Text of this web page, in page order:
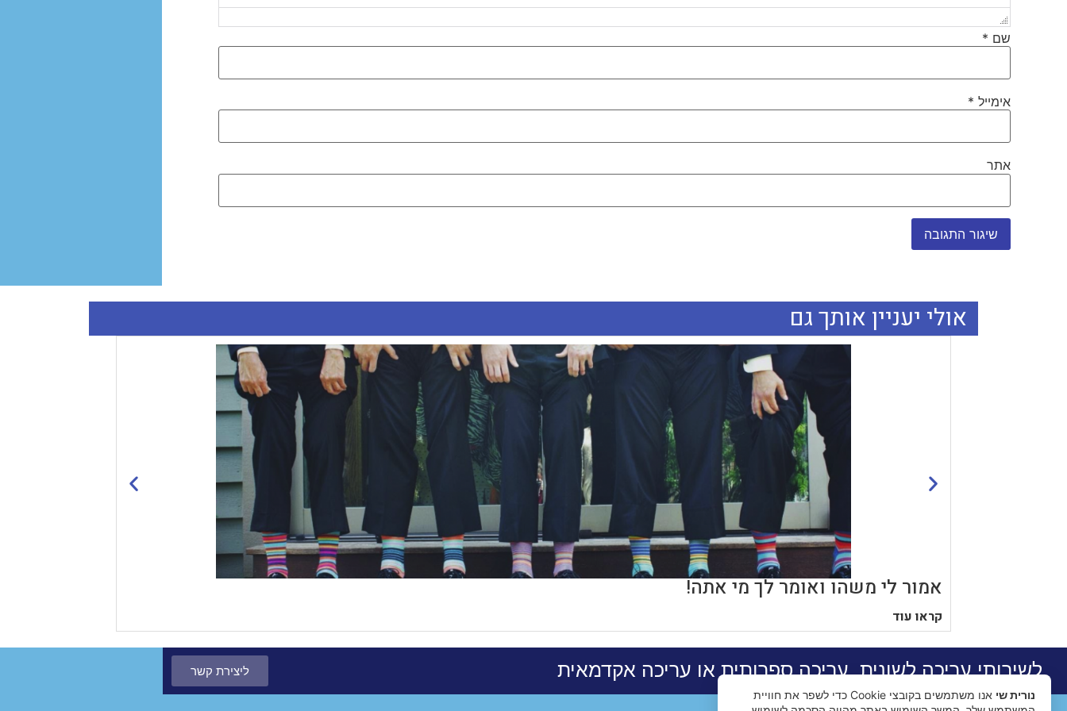
שם *
אימייל *
אתר
אולי יעניין אותך גם
אמור לי משהו ואומר לך מי אתה!
קראו עוד
לשירותי עריכה לשונית, עריכה ספרותית או עריכה אקדמאית ליצירת קשר
נורית שי
אנו משתמשים בקובצי Cookie כדי לשפר את חוויית